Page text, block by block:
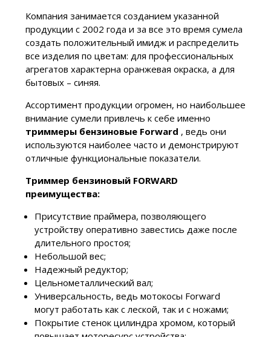
Компания занимается созданием указанной
продукции с 2002 года и за все это время сумела
создать положительный имидж и распределить
все изделия по цветам: для профессиональных
агрегатов характерна оранжевая окраска, а для
бытовых – синяя.
Ассортимент продукции огромен, но наибольшее
внимание сумели привлечь к себе именно
триммеры бензиновые Forward , ведь они
используются наиболее часто и демонстрируют
отличные функциональные показатели.
Триммер бензиновый FORWARD
преимущества:
Присутствие праймера, позволяющего
устройству оперативно завестись даже после
длительного простоя;
Небольшой вес;
Надежный редуктор;
Цельнометаллический вал;
Универсальность, ведь мотокосы Forward
могут работать как с леской, так и с ножами;
Покрытие стенок цилиндра хромом, который